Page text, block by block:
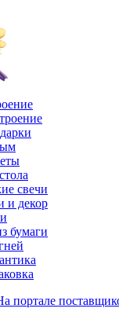
свечи
и декор
бумаги
портале